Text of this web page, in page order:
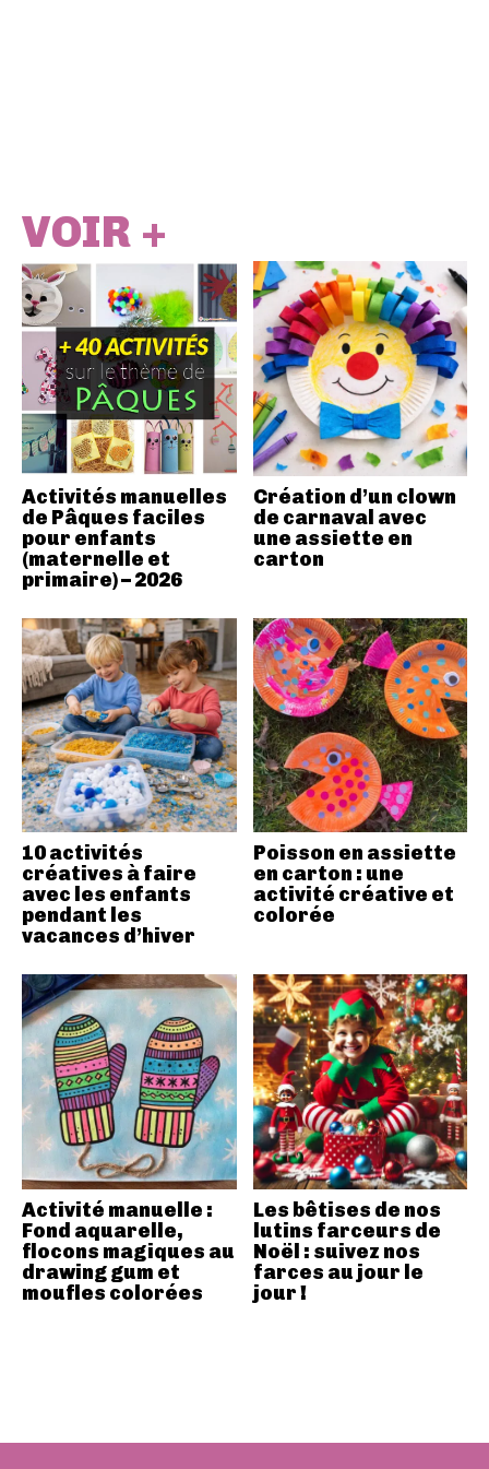
VOIR +
Activités manuelles
de Pâques faciles
pour enfants
(maternelle et
primaire) – 2026
Création d’un clown
de carnaval avec
une assiette en
carton
10 activités
créatives à faire
avec les enfants
pendant les
vacances d’hiver
Poisson en assiette
en carton : une
activité créative et
colorée
Activité manuelle :
Fond aquarelle,
flocons magiques au
drawing gum et
moufles colorées
Les bêtises de nos
lutins farceurs de
Noël : suivez nos
farces au jour le
jour !